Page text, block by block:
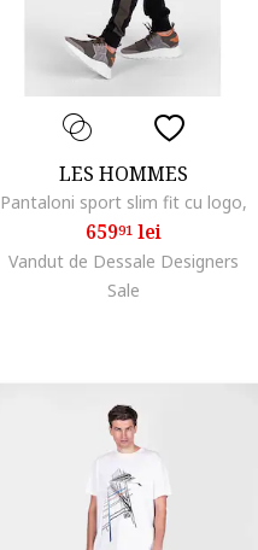
LES HOMMES
Pantaloni sport slim fit cu logo,
65991lei
Vandut de Dessale Designers
Sale